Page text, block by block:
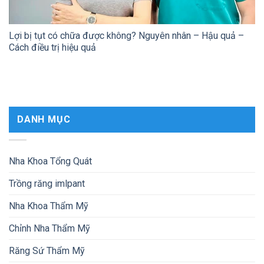
Lợi bị tụt có chữa được không? Nguyên nhân – Hậu quả –
Cách điều trị hiệu quả
DANH MỤC
Nha Khoa Tổng Quát
Trồng răng imlpant
Nha Khoa Thẩm Mỹ
Chỉnh Nha Thẩm Mỹ
Răng Sứ Thẩm Mỹ